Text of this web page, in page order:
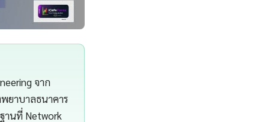
จาก
ยาบาลธนาคาร
านที่ Network